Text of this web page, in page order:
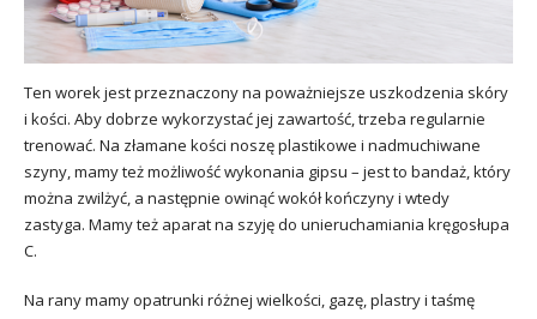
Ten worek jest przeznaczony na poważniejsze uszkodzenia skóry
i kości. Aby dobrze wykorzystać jej zawartość, trzeba regularnie
trenować. Na złamane kości noszę plastikowe i nadmuchiwane
szyny, mamy też możliwość wykonania gipsu – jest to bandaż, który
można zwilżyć, a następnie owinąć wokół kończyny i wtedy
zastyga. Mamy też aparat na szyję do unieruchamiania kręgosłupa
C.
Na rany mamy opatrunki różnej wielkości, gazę, plastry i taśmę